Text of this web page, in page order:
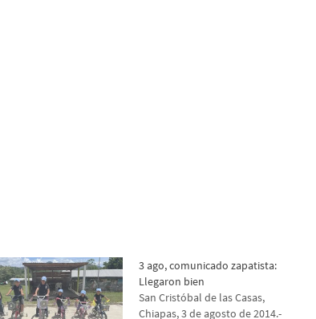
3 ago, comunicado zapatista:
Llegaron bien
San Cristóbal de las Casas,
Chiapas, 3 de agosto de 2014.-